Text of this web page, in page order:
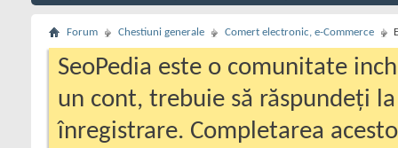
Forum Chestiuni generale Comert electronic, e-Commerce
SeoPedia este o comunitate
un cont, trebuie să răspundeți
înregistrare. Completarea